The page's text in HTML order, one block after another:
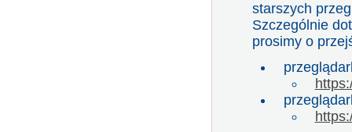
starszych
Szczególnie
prosimy o